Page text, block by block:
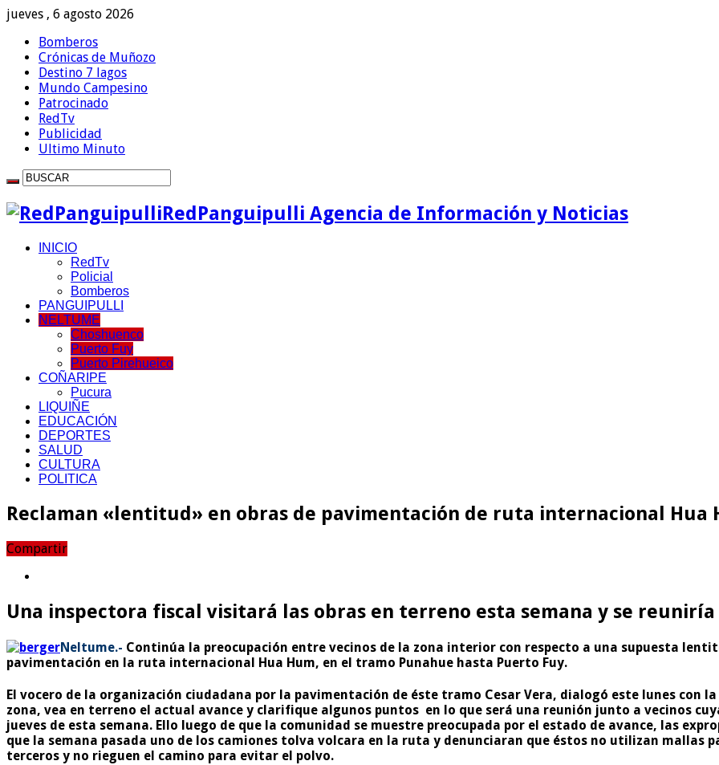
jueves , 6 agosto 2026
Bomberos
Crónicas de Muñozo
Destino 7 lagos
Mundo Campesino
Patrocinado
RedTv
Publicidad
Ultimo Minuto
RedPanguipulli Agencia de Información y Noticias
INICIO
RedTv
Policial
Bomberos
PANGUIPULLI
NELTUME
Choshuenco
Puerto Fuy
Puerto Pirehueico
COÑARIPE
Pucura
LIQUIÑE
EDUCACIÓN
DEPORTES
SALUD
CULTURA
POLITICA
Reclaman «lentitud» en obras de pavimentación de ruta internacional Hua
Compartir
Una inspectora fiscal visitará las obras en terreno esta semana y se reuniría
Neltume.- Continúa la preocupación entre vecinos de la zona interior con respecto a una supuesta
pavimentación en la ruta internacional Hua Hum, en el tramo Punahue hasta Puerto Fuy.
El vocero de la organización ciudadana por la pavimentación de éste tramo Cesar Vera, dialogó este lunes con
zona, vea en terreno el actual avance y clarifique algunos puntos en lo que será una reunión junto a vecinos
jueves de esta semana. Ello luego de que la comunidad se muestre preocupada por el estado de avance, las
que la semana pasada uno de los camiones tolva volcara en la ruta y denunciaran que éstos no utilizan mallas
terceros y no rieguen el camino para evitar el polvo.